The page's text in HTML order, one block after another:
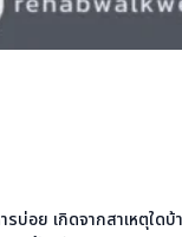
รบ่อย เกิดจากสาเหตุใดบ้